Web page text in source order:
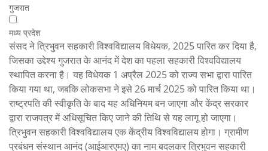
गुजरात
मध्य प्रदेश
संसद ने त्रिभुवन सहकारी विश्वविद्यालय विधेयक, 2025 पारित कर दिया है,
जिसका उद्देश्य गुजरात के आनंद में देश का पहला सहकारी विश्वविद्यालय
स्थापित करना है। यह विधेयक 1 अप्रैल 2025 को राज्य सभा द्वारा पारित
किया गया था, जबकि लोकसभा ने इसे 26 मार्च 2025 को पारित किया था।
राष्ट्रपति की स्वीकृति के बाद यह अधिनियम बन जाएगा और केंद्र सरकार
द्वारा राजपत्र में अधिसूचित किए जाने की तिथि से यह लागू हो जाएगा।
त्रिभुवन सहकारी विश्वविद्यालय एक केंद्रीय विश्वविद्यालय होगा। ग्रामीण
प्रबंधन संस्थान आनंद (आईआरएमए) का नाम बदलकर त्रिभुवन सहकारी